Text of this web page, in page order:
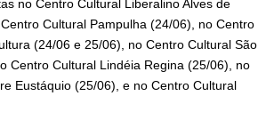
no Centro Cultural Liberalino Alves de
Cultural Pampulha (24/06), no Centro
(24/06 e 25/06), no Centro Cultural São
Centro Cultural Lindéia Regina (25/06), no
Eustáquio (25/06), e no Centro Cultural